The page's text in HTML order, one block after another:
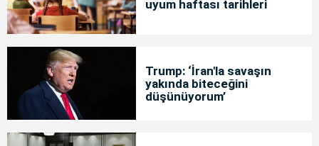
uyum haftası tarihleri
Trump: ‘İran'la savaşın
yakında biteceğini
düşünüyorum’